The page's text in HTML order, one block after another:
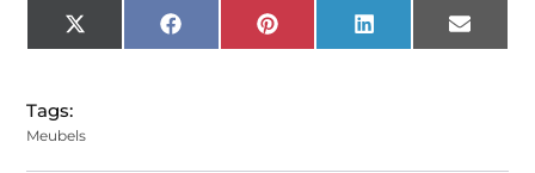
X
(Twitter)
Facebook Pinterest LinkedIn Email
Tags:
Meubels